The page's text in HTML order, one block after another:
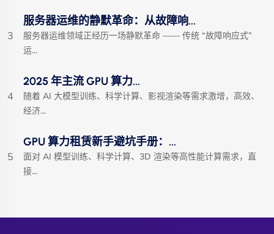
3
服务器运维的静默革命：从故障响...
服务器运维领域正经历一场静默革命 —— 传统 “故障响应式”
运...
4
2025 年主流 GPU 算力...
随着 AI 大模型训练、科学计算、影视渲染等需求激增，高效、
经济...
5
GPU 算力租赁新手避坑手册：...
面对 AI 模型训练、科学计算、3D 渲染等高性能计算需求，直
接...